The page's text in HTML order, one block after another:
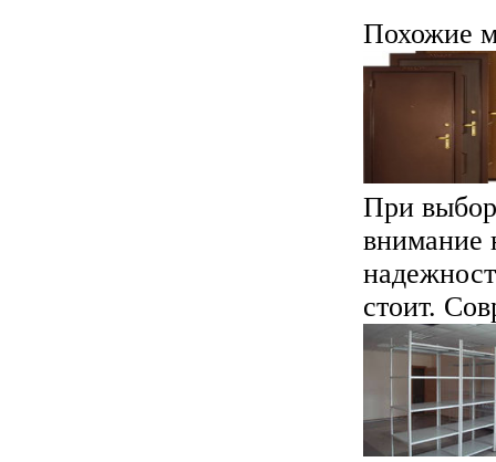
Похожие
При
внимание
стоит.